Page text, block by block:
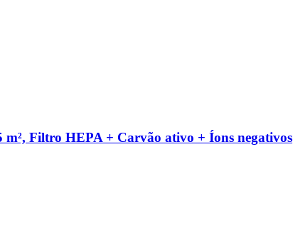
Filtro HEPA + Carvão ativo + Íons negativos